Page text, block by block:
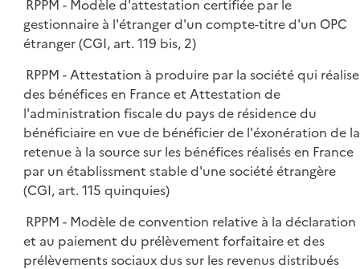
RPPM - Modèle d'attestation certifiée par le
gestionnaire à l'étranger d'un compte-titre d'un OPC
étranger (CGI, art. 119 bis, 2)
RPPM - Attestation à produire par la société qui réalise
des bénéfices en France et Attestation de
l'administration fiscale du pays de résidence du
bénéficiaire en vue de bénéficier de l'éxonération de la
retenue à la source sur les bénéfices réalisés en France
par un établissment stable d'une société étrangère
(CGI, art. 115 quinquies)
RPPM - Modèle de convention relative à la déclaration
et au paiement du prélèvement forfaitaire et des
prélèvements sociaux dus sur les revenus distribués